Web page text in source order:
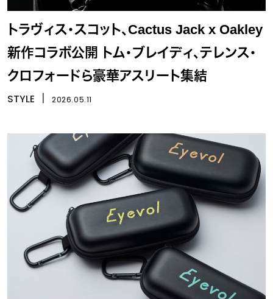
トラヴィス・スコット、Cactus Jack x Oakley
新作コラボ公開 トム・ブレイディ、テレンス・
クロフォードら豪華アスリート集結
STYLE 2026.05.11